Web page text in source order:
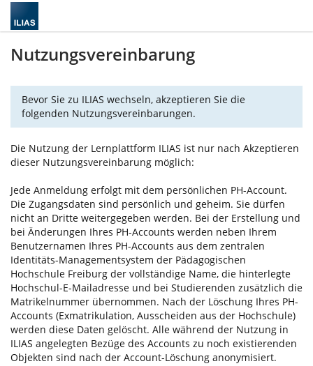
Nutzungsvereinbarung
Bevor Sie zu ILIAS wechseln, akzeptieren Sie die
folgenden Nutzungsvereinbarungen.
Die Nutzung der Lernplattform ILIAS ist nur nach Akzeptieren
dieser Nutzungsvereinbarung möglich:
Jede Anmeldung erfolgt mit dem persönlichen PH-Account.
Die Zugangsdaten sind persönlich und geheim. Sie dürfen
nicht an Dritte weitergegeben werden. Bei der Erstellung und
bei Änderungen Ihres PH-Accounts werden neben Ihrem
Benutzernamen Ihres PH-Accounts aus dem zentralen
Identitäts-Managementsystem der Pädagogischen
Hochschule Freiburg der vollständige Name, die hinterlegte
Hochschul-E-Mailadresse und bei Studierenden zusätzlich die
Matrikelnummer übernommen. Nach der Löschung Ihres PH-
Accounts (Exmatrikulation, Ausscheiden aus der Hochschule)
werden diese Daten gelöscht. Alle während der Nutzung in
ILIAS angelegten Bezüge des Accounts zu noch existierenden
Objekten sind nach der Account-Löschung anonymisiert.